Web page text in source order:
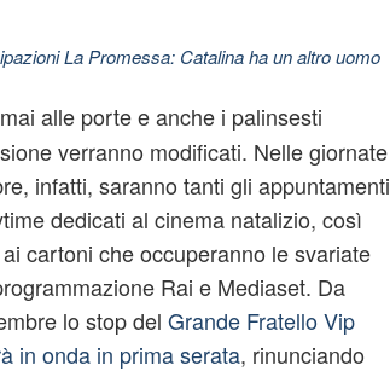
La Promessa: Catalina ha un altro uomo
alle porte e anche i palinsesti
verranno modificati. Nelle giornate
infatti, saranno tanti gli appuntamenti
dedicati al cinema natalizio, così
cartoni che occuperanno le svariate
Rai e Mediaset. Da
lo stop del Grande Fratello Vip
in onda in prima serata, rinunciando